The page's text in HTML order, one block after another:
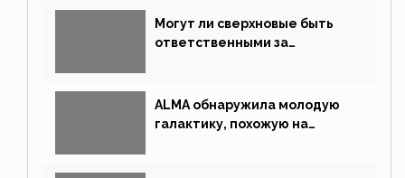
Могут ли сверхновые быть
ответственными за
ALMA обнаружила молодую
галактику, похожую на